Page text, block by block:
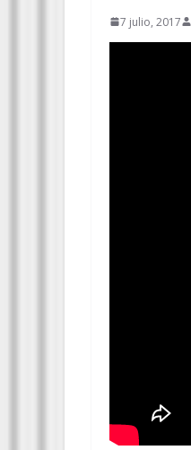
7 julio, 2017